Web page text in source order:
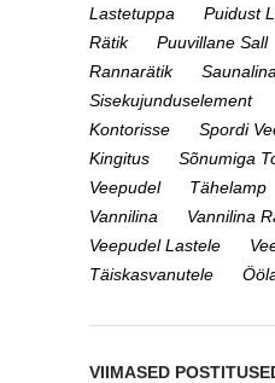
Lastetuppa
Puidust
Rätik
Puuvillane Sall
Rannarätik
Saunalina
Sisekujunduselement
Kontorisse
Spordi
Kingitus
Sõnumiga
Veepudel
Tähelamp
Vannilina
Vannilina
Veepudel Lastele
Täiskasvanutele
VIIMASED